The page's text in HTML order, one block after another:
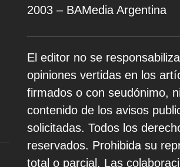
2003 – BAMedia Argentina
El editor no se
opiniones vertidas en los
firmados o con seudónimo,
contenido de los avisos
solicitadas. Todos los
reservados. Prohibida su
total o parcial. Las